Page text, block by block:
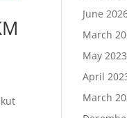
June
March
May 2023
April
March